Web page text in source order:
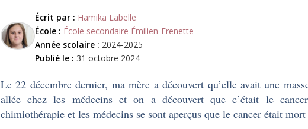
Écrit par : Hamika Labelle
École : École secondaire Émilien-Frenette
Année scolaire : 2024-2025
Publié le : 31 octobre 2024
Le 22 décembre dernier, ma mère a découvert qu’elle avait une
allée chez les médecins et on a découvert que c’était le
chimiothérapie et les médecins se sont aperçus que le cancer était mort